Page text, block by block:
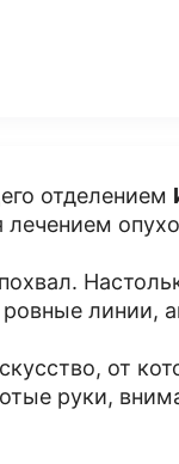
отделением
линии,
от
руки,